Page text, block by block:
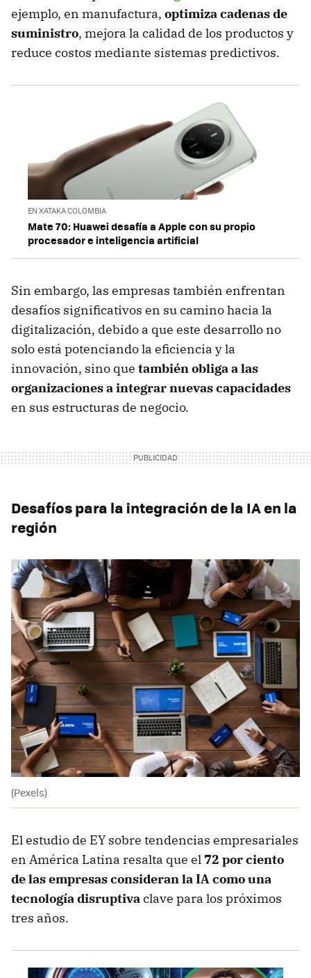
ejemplo, en manufactura, optimiza cadenas de
suministro, mejora la calidad de los productos y
reduce costos mediante sistemas predictivos.
EN XATAKA COLOMBIA
Mate 70: Huawei desafía a Apple con su propio
procesador e inteligencia artificial
Sin embargo, las empresas también enfrentan
desafíos significativos en su camino hacia la
digitalización, debido a que este desarrollo no
solo está potenciando la eficiencia y la
innovación, sino que también obliga a las
organizaciones a integrar nuevas capacidades
en sus estructuras de negocio.
Desafíos para la integración de la IA en la
región
(Pexels)
El estudio de EY sobre tendencias empresariales
en América Latina resalta que el 72 por ciento
de las empresas consideran la IA como una
tecnología disruptivaclave para los próximos
tres años.